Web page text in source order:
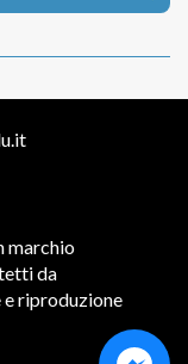
marchio
da
e riproduzione